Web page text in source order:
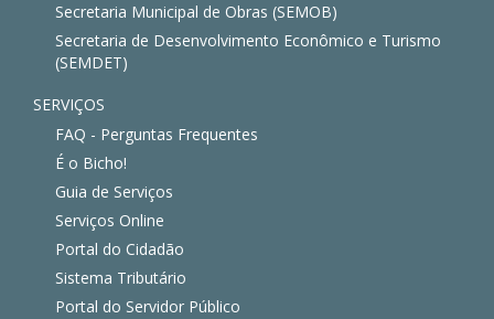
Secretaria Municipal de Obras (SEMOB)
Secretaria de Desenvolvimento Econômico e Turismo
(SEMDET)
SERVIÇOS
FAQ - Perguntas Frequentes
É o Bicho!
Guia de Serviços
Serviços Online
Portal do Cidadão
Sistema Tributário
Portal do Servidor Público